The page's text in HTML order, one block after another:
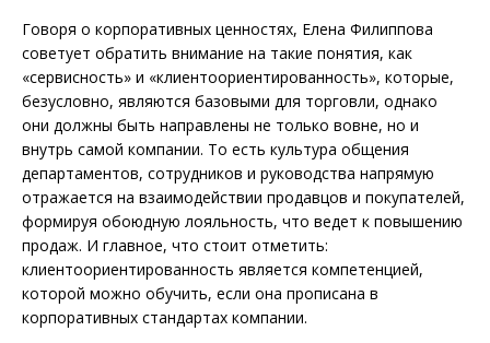
Говоря о корпоративных ценностях, Елена Филиппова
советует обратить внимание на такие понятия, как
«сервисность» и «клиентоориентированность», которые,
безусловно, являются базовыми для торговли, однако
они должны быть направлены не только вовне, но и
внутрь самой компании. То есть культура общения
департаментов, сотрудников и руковод­ства напрямую
отражается на взаи­мо­действии продавцов и покупателей,
формируя обоюдную лояльность, что ведет к повышению
продаж. И главное, что стоит отметить:
клиентоориентированность является компетенцией,
которой можно обучить, если она прописана в
корпоративных стандартах компании.